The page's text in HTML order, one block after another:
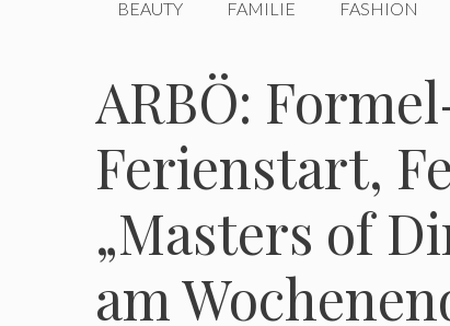
BEAUTY FAMILIE FASHION
ARBÖ:
Ferienstart,
„Masters of
am